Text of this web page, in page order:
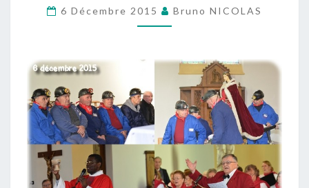
ANIMÉE
PAR
CHANTELINE
6
DÉCEMBRE
2015
6 Décembre 2015 Bruno NICOLAS